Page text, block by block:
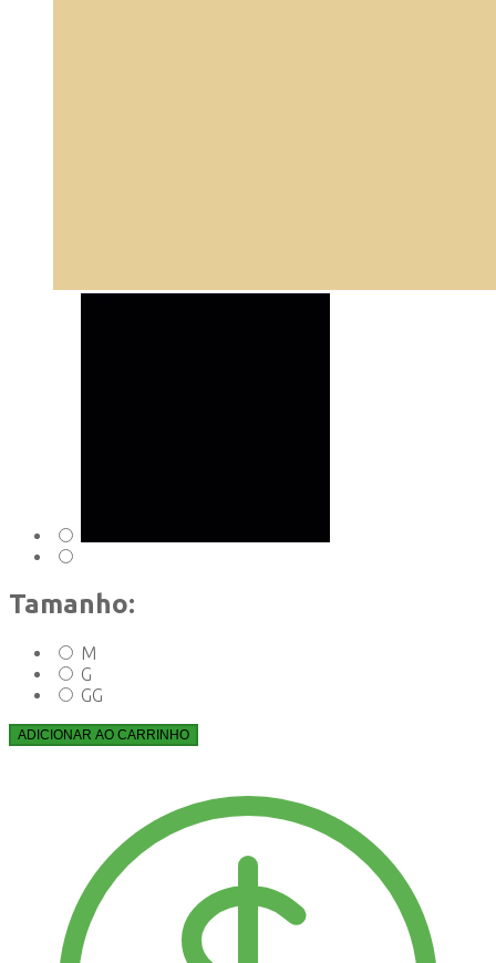
Tamanho:
M
G
GG
ADICIONAR AO CARRINHO